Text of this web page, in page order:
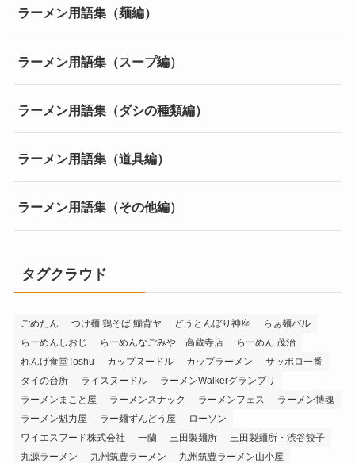
ラーメン用語集（麺編）
ラーメン用語集（スープ編）
ラーメン用語集（ダシの種類編）
ラーメン用語集（道具編）
ラーメン用語集（その他編）
タグクラウド
ごめたん つけ麺 鶏そば 鯔背ヤ どうとんぼり神座
らぁ麺バル
らーめんしおじ
らーめんなごみや 高蔵寺店
らーめん 茂治
れんげ食堂Toshu
カップヌードル カップラーメン
サッポロ一番
タイの台所
ライスヌードル
ラーメンWalkerグランプリ
ラーメンまこと屋
ラーメンスナック ラーメンフェス
ラーメン博魂
ラーメン魁力屋
ラー麺ずんどう屋
ローソン
ワイエスフード株式会社
一蘭 三田製麺所
三田製麺所・渋谷餃子
丸源ラーメン
九州筑豊ラーメン
九州筑豊ラーメン山小屋